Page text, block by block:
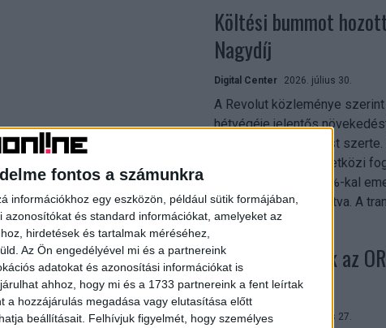
fontos a számunkra
információkhoz egy eszközön, például sütik formájában,
és standard információkat, amelyeket az
hirdetések és tartalmak méréséhez,
Az Ön engedélyével mi és a partnereink
adatokat és azonosítási információkat is
ahhoz, hogy mi és a 1733 partnereink a fent leírtak
a hozzájárulás megadása vagy elutasítása előtt
beállításait. Felhívjuk figyelmét, hogy személyes
Költési bummot
Nagydíj
Digital Center 2026. július 30.
A Revolut közleménye
hétvégéje jelentős
aktivitásban Budapest
kiderül, hogy a nemzetközi
versenyhétvégén 26%-kal
hétvégéhez viszonyítva. A
Rekordok dőltek az
mindent vitt
Digital Center 2026. július 27.